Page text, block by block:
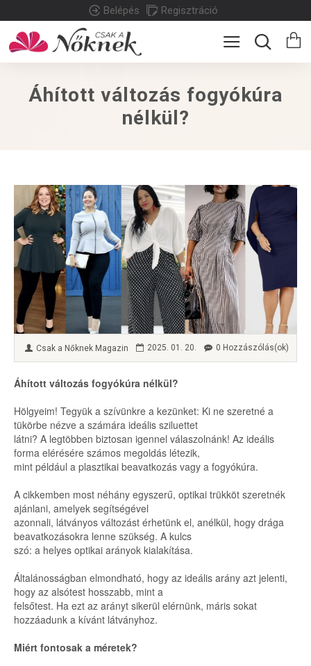
Belépés Regisztráció
Áhított változás fogyókúra
nélkül?
Csak a Nőknek Magazin 2025. 01. 20. 0 Hozzászólás(ok)
Áhított változás fogyókúra nélkül?
Hölgyeim! Tegyük a szívünkre a kezünket: Ki ne szeretné a
tükörbe nézve a számára ideális sziluettet
látni? A legtöbben biztosan igennel válaszolnánk! Az ideális
forma elérésére számos megoldás létezik,
mint például a plasztikai beavatkozás vagy a fogyókúra.
A cikkemben most néhány egyszerű, optikai trükköt szeretnék
ajánlani, amelyek segítségével
azonnali, látványos változást érhetünk el, anélkül, hogy drága
beavatkozásokra lenne szükség. A kulcs
szó: a helyes optikai arányok kialakítása.
Általánosságban elmondható, hogy az ideális arány azt jelenti,
hogy az alsótest hosszabb, mint a
felsőtest. Ha ezt az arányt sikerül elérnünk, máris sokat
hozzáadunk a kívánt látványhoz.
Miért fontosak a méretek?